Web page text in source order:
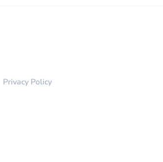
Privacy Policy